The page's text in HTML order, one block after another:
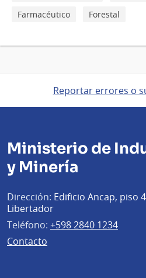
Farmacéutico
Forestal
Reportar errores o
Ministerio de
y Minería
Dirección: Edificio Ancap, piso
Libertador
Teléfono: +598 2840 1234
Contacto